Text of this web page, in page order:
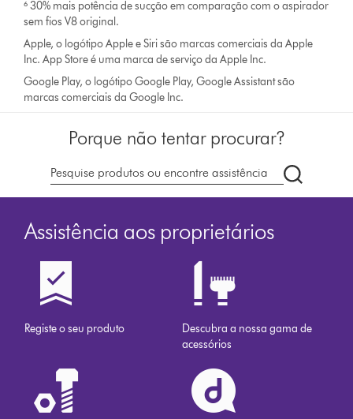
⁶ 30% mais potência de sucção em comparação com o aspirador
sem fios V8 original.
Apple, o logótipo Apple e Siri são marcas comerciais da Apple
Inc. App Store é uma marca de serviço da Apple Inc.
Google Play, o logótipo Google Play, Google Assistant são
marcas comerciais da Google Inc.
Porque não tentar procurar?
Pesquisar
em
Assistência aos proprietários
Registe o seu produto
Descubra a nossa gama de
acessórios